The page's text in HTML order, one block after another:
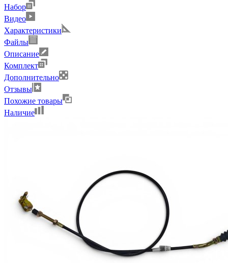
Набор
Видео
Характеристики
Файлы
Описание
Комплект
Дополнительно
Отзывы
Похожие товары
Наличие